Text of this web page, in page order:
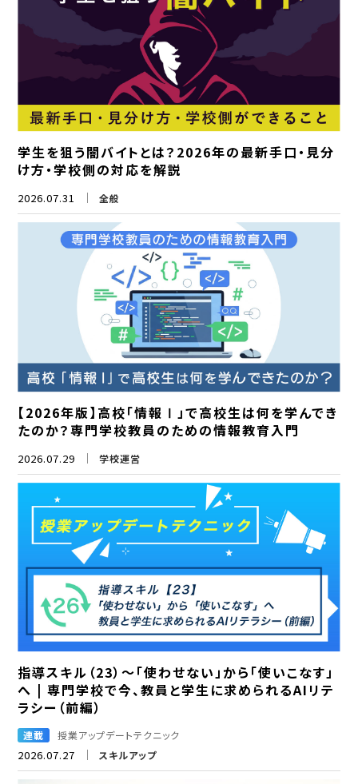
学生を狙う闇バイトとは？2026年の最新手口・見分
け方・学校側の対応を解説
2026.07.31 全般
【2026年版】高校「情報Ⅰ」で高校生は何を学んでき
たのか？専門学校教員のための情報教育入門
2026.07.29 学校運営
指導スキル（23）～「使わせない」から「使いこなす」
へ | 専門学校で今、教員と学生に求められるAIリテ
ラシー（前編）
2026.07.27 スキルアップ
連載 授業アップデートテクニック